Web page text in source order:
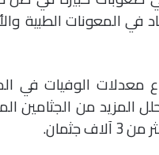
المعونات الطبية
معدلات الوفيات في
المزيد من الجثامين
جثمان.